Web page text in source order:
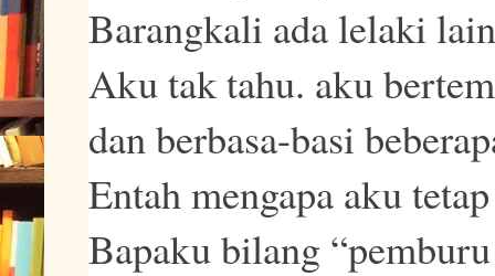
Barangkali ada lelaki
Aku tak tahu. aku
dan berbasa-basi
Entah mengapa aku
Bapaku bilang